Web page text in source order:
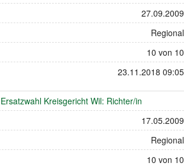
27.09.2009
Regional
10 von 10
23.11.2018 09:05
Ersatzwahl Kreisgericht Wil: Richter/in
17.05.2009
Regional
10 von 10